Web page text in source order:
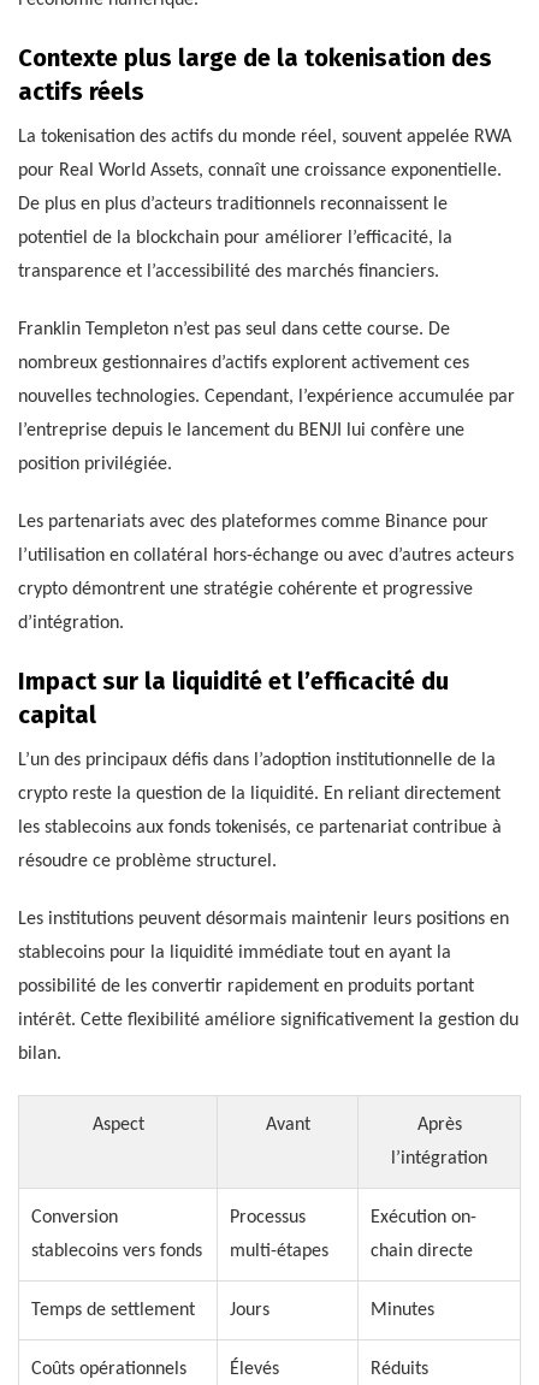
Contexte plus large de la tokenisation des
actifs réels
La tokenisation des actifs du monde réel, souvent appelée RWA
pour Real World Assets, connaît une croissance exponentielle.
De plus en plus d’acteurs traditionnels reconnaissent le
potentiel de la blockchain pour améliorer l’efficacité, la
transparence et l’accessibilité des marchés financiers.
Franklin Templeton n’est pas seul dans cette course. De
nombreux gestionnaires d’actifs explorent activement ces
nouvelles technologies. Cependant, l’expérience accumulée par
l’entreprise depuis le lancement du BENJI lui confère une
position privilégiée.
Les partenariats avec des plateformes comme Binance pour
l’utilisation en collatéral hors-échange ou avec d’autres acteurs
crypto démontrent une stratégie cohérente et progressive
d’intégration.
Impact sur la liquidité et l’efficacité du
capital
L’un des principaux défis dans l’adoption institutionnelle de la
crypto reste la question de la liquidité. En reliant directement
les stablecoins aux fonds tokenisés, ce partenariat contribue à
résoudre ce problème structurel.
Les institutions peuvent désormais maintenir leurs positions en
stablecoins pour la liquidité immédiate tout en ayant la
possibilité de les convertir rapidement en produits portant
intérêt. Cette flexibilité améliore significativement la gestion du
bilan.
Aspect Avant
Après
l’intégration
Conversion
stablecoins vers fonds
Processus
multi-étapes
Exécution on-
chain directe
Temps de settlement Jours Minutes
Coûts opérationnels Élevés Réduits